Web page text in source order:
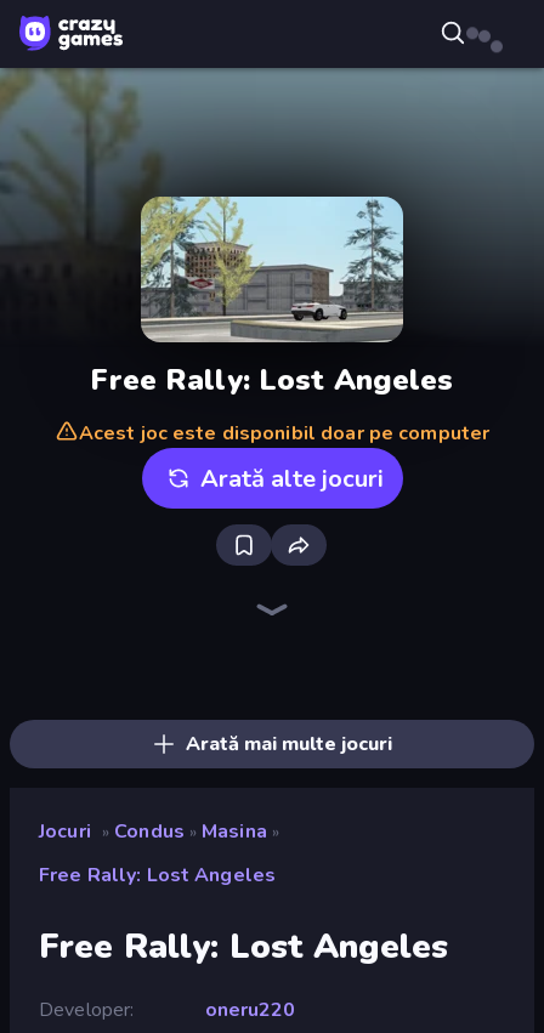
Free Rally: Lost Angeles
Acest joc este disponibil doar pe computer
Arată alte jocuri
Arată mai multe jocuri
Jocuri » Condus » Masina »
Free Rally: Lost Angeles
Free Rally: Lost Angeles
Developer
oneru220